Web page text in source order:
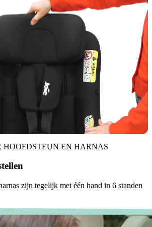
HOOFDSTEUN EN HARNAS
zijn tegelijk met één hand in 6 standen